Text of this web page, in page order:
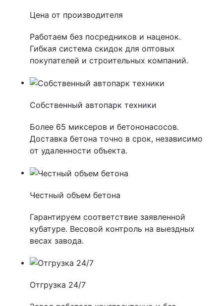
Цена от производителя
Работаем без посредников и наценок.
Гибкая система скидок для оптовых
покупателей и строительных компаний.
Собственный автопарк техники
Более 65 миксеров и бетононасосов.
Доставка бетона точно в срок, независимо
от удаленности объекта.
Честный объем бетона
Гарантируем соответствие заявленной
кубатуре. Весовой контроль на выездных
весах завода.
Отгрузка 24/7